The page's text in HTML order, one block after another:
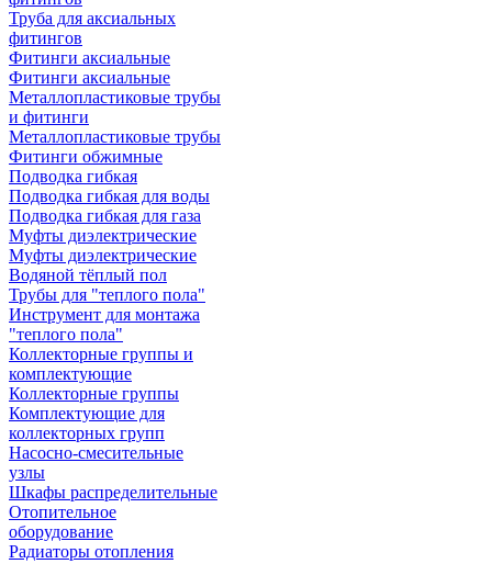
Труба для аксиальных
фитингов
Фитинги аксиальные
Фитинги аксиальные
Металлопластиковые трубы
и фитинги
Металлопластиковые трубы
Фитинги обжимные
Подводка гибкая
Подводка гибкая для воды
Подводка гибкая для газа
Муфты диэлектрические
Муфты диэлектрические
Водяной тёплый пол
Трубы для "теплого пола"
Инструмент для монтажа
"теплого пола"
Коллекторные группы и
комплектующие
Коллекторные группы
Комплектующие для
коллекторных групп
Насосно-смесительные
узлы
Шкафы распределительные
Отопительное
оборудование
Радиаторы отопления